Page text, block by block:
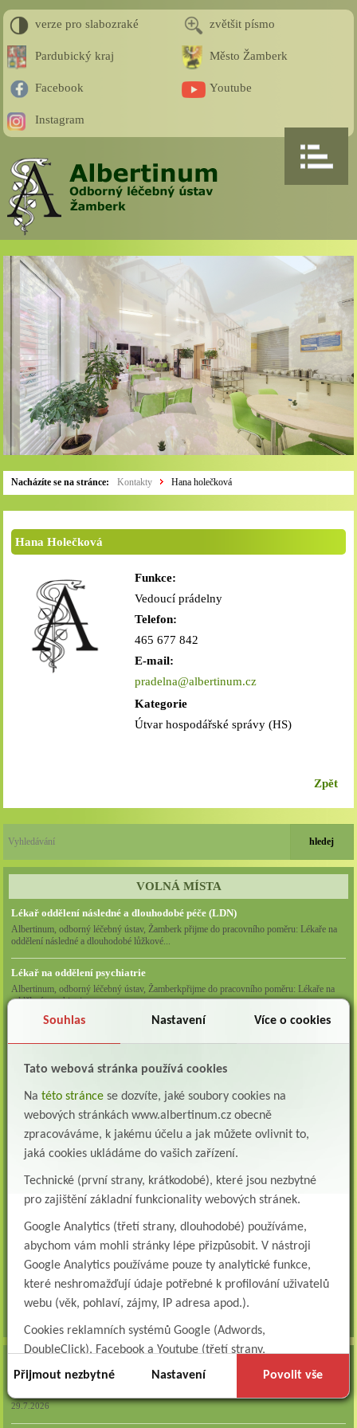
verze pro slabozraké zvětšit písmo
Pardubický kraj Město Žamberk
Facebook Youtube
Instagram
Nacházíte se na stránce: Kontakty Hana holečková
Hana Holečková
Funkce:
Vedoucí prádelny
Telefon:
465 677 842
E-mail:
pradelna@albertinum.cz
Kategorie
Útvar hospodářské správy (HS)
Zpět
VOLNÁ MÍSTA
Lékař oddělení následné a dlouhodobé péče (LDN)
Albertinum, odborný léčebný ústav, Žamberk přijme do pracovního poměru: Lékaře na
oddělení následné a dlouhodobé lůžkové...
Lékař na oddělení psychiatrie
Albertinum, odborný léčebný ústav, Žamberkpřijme do pracovního poměru: Lékaře na
oddělení psychiatrie ...
Všeobecná/praktická sestra na LDN
Přidejte se k nám Do našeho týmu přijmeme všeobecnou nebo praktickou sestru na
lůžkové oddělení následné a dlouhodobé pé...
Všeobecná sestra na plicní oddělení
SESTRA na oddělení pneumologie a ftizeologiePr...
Albertinum, OLÚ, Žamberk přijme
KLINICKÉHO LOGOPEDA Nab...
Ergoterapeut/ka
Albertinum, odborný léčebný ústav, přijme do pracovního
poměru: ERGOTERAPEUTA, EGOTERAPEUTKU Požadujeme:odbornou způsobi...
všechna volná místa »
29.7.2026
Souhlas Nastavení Více o cookies
Tato webová stránka používá cookies
Na této stránce se dozvíte, jaké soubory cookies na
webových stránkách www.albertinum.cz obecně
zpracováváme, k jakému účelu a jak můžete ovlivnit to,
jaká cookies ukládáme do vašich zařízení.
Technické (první strany, krátkodobé), které jsou nezbytné
pro zajištění základní funkcionality webových stránek.
Google Analytics (třetí strany, dlouhodobé) používáme,
abychom vám mohli stránky lépe přizpůsobit. V nástroji
Google Analytics používáme pouze ty analytické funkce,
které neshromažďují údaje potřebné k profilování uživatelů
webu (věk, pohlaví, zájmy, IP adresa apod.).
Cookies reklamních systémů Google (Adwords,
DoubleClick), Facebook a Youtube (třetí strany,
dlouhodobé). Tyto
cookiesslouží k marketingovému
například prostřednictvím personalizované reklamy na
Přijmout nezbytné Nastavení Povolit vše